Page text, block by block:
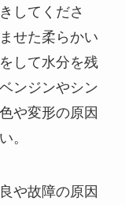
してくださ
せた柔らかい
して水分を残
ンジンやシン
や変形の原因
。
や故障の原因